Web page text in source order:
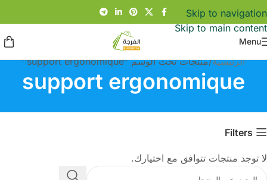
Skip to navigation
Skip to main content
Menu
الرئيسية منتجات تحت الوسم “support ergonomique”
support ergonomique
Filters
لا توجد منتجات تتوافق مع اختيارك.